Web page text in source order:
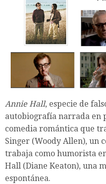
Annie Hall, especie de
autobiografía narrada en
comedia romántica que
Singer (Woody Allen), un
trabaja como humorista
Hall (Diane Keaton), una
espontánea.